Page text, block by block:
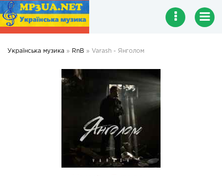
Українська музика » RnB » Varash - Янголом